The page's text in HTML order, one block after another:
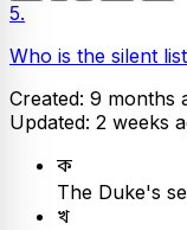
5.
Who is the silent
Created: 9 months
Updated: 2 weeks
ক
The Duke's
খ